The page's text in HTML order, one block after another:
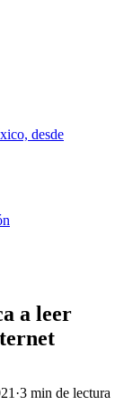
desde
a leer
·3 min de lectura